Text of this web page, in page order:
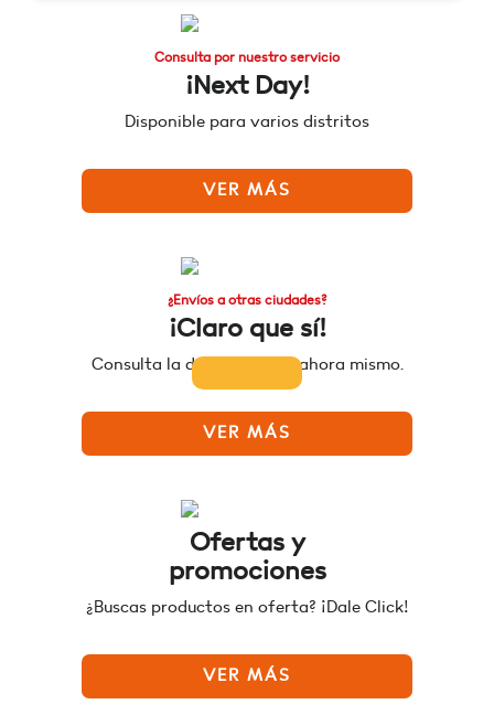
Consulta por nuestro servicio
¡Next Day!
Disponible para varios distritos
VER MÁS
¿Envíos a otras ciudades?
¡Claro que sí!
Consulta la disponibilidad ahora mismo.
VER MÁS
Ofertas y
promociones
¿Buscas productos en oferta? ¡Dale Click!
VER MÁS